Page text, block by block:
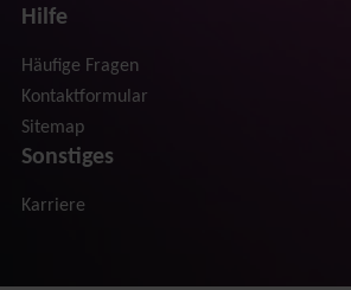
Hilfe
Häufige Fragen
Kontaktformular
Sitemap
Sonstiges
Karriere